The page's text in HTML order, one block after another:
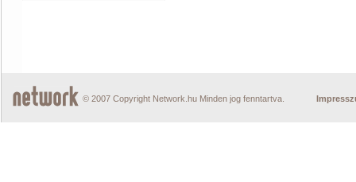
© 2007 Copyright Network.hu Minden jog fenntartva.